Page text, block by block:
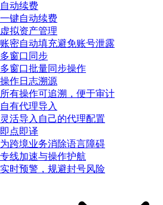
自动续费
一键自动续费
虚拟资产管理
账密自动填充避免账号泄露
多窗口同步
多窗口批量同步操作
操作日志溯源
所有操作可追溯，便于审计
自有代理导入
灵活导入自己的代理配置
即点即译
为跨境业务消除语言障碍
专线加速与操作护航
实时预警，规避封号风险